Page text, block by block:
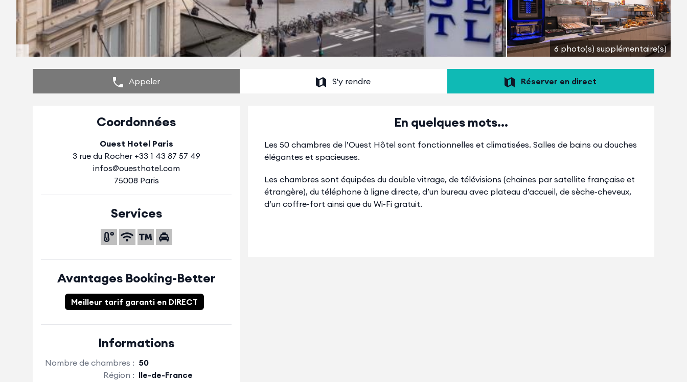
6 photo(s) supplémentaire(s)
Appeler S'y rendre Réserver en direct
Coordonnées
Ouest Hotel Paris
3 rue du Rocher +33 1 43 87 57 49
infos@ouesthotel.com
75008 Paris
Services
Avantages Booking-Better
Meilleur tarif garanti en DIRECT
Informations
Nombre de chambres : 50
Région : Ile-de-France
En quelques mots...
Les 50 chambres de l’Ouest Hôtel sont fonctionnelles et climatisées. Salles de bains ou douches
élégantes et spacieuses.
Les chambres sont équipées du double vitrage, de télévisions (chaines par satellite française et
étrangère), du téléphone à ligne directe, d’un bureau avec plateau d’accueil, de sèche-cheveux,
d’un coffre-fort ainsi que du Wi-Fi gratuit.